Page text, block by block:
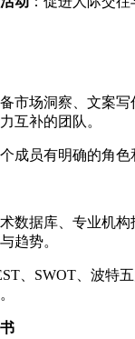
备市场洞察、文案
互补的团队。
成员有明确的角色
术数据库、专业机
趋势。
、SWOT、波特